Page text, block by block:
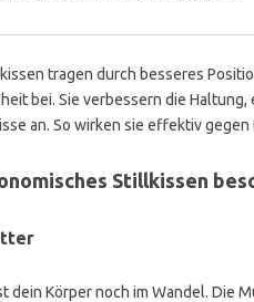
tragen durch besseres
bei. Sie verbessern die
an. So wirken sie effektiv
Stillkissen
dein Körper noch im Wandel. Die